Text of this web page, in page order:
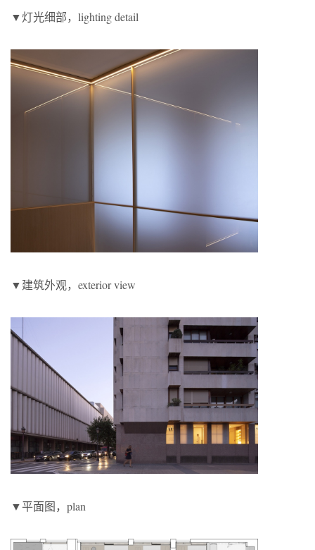
▼灯光细部，lighting detail
▼建筑外观，exterior view
▼平面图，plan